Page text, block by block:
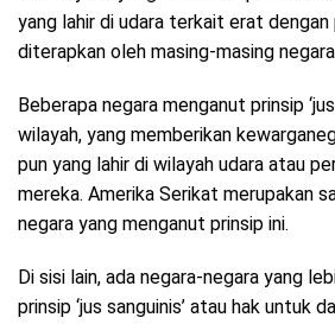
yang lahir di udara terkait erat dengan
diterapkan oleh masing-masing
Beberapa negara menganut prinsip
wilayah, yang memberikan
pun yang lahir di wilayah udara atau
mereka. Amerika Serikat merupakan
negara yang menganut prinsip ini.
Di sisi lain, ada negara-negara yang
prinsip ‘jus sanguinis’ atau hak untuk